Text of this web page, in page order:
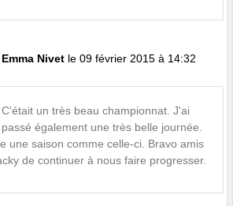
Emma Nivet le 09 février 2015 à 14:32
C'était un très beau championnat. J'ai
passé également une très belle journée.
une saison comme celle-ci. Bravo amis
de continuer à nous faire progresser.